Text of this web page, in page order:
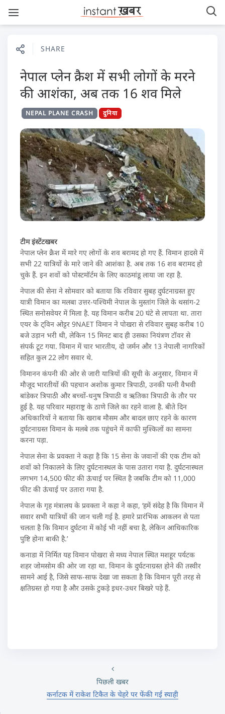
SHARE
नेपाल प्लेन क्रैश में सभी लोगों के मरने
की आशंका, अब तक 16 शव मिले
NEPAL PLANE CRASH दुनिया
टीम इंस्टेंटखबर
नेपाल प्लेन क्रैश में मारे गए लोगों के शव बरामद हो गए हैं. विमान हादसे में
सभी 22 यात्रियों के मारे जाने की आशंका है. अब तक 16 शव बरामद हो
चुके हैं. इन शवों को पोस्टमॉर्टम के लिए काठमांडू लाया जा रहा है.
नेपाल की सेना ने सोमवार को बताया कि रविवार सुबह दुर्घटनाग्रस्त हुए
यात्री विमान का मलबा उत्तर-पश्चिमी नेपाल के मुस्तांग जिले के थसांग-2
स्थित सनोसवेयर में मिला है. यह विमान करीब 20 घंटे से लापता था. तारा
एयर के ट्विन ओट्टर 9NAET विमान ने पोखरा से रविवार सुबह करीब 10
बजे उड़ान भरी थी, लेकिन 15 मिनट बाद ही उसका नियंत्रण टॉवर से
संपर्क टूट गया. विमान में चार भारतीय, दो जर्मन और 13 नेपाली नागरिकों
सहित कुल 22 लोग सवार थे.
विमानन कंपनी की ओर से जारी यात्रियों की सूची के अनुसार, विमान में
मौजूद भारतीयों की पहचान अशोक कुमार त्रिपाठी, उनकी पत्नी वैभवी
बांडेकर त्रिपाठी और बच्चों-धनुष त्रिपाठी व ऋतिका त्रिपाठी के तौर पर
हुई है. यह परिवार महाराष्ट्र के ठाणे जिले का रहने वाला है. बीते दिन
अधिकारियों ने बताया कि खराब मौसम और बादल छाए रहने के कारण
दुर्घटनाग्रस्त विमान के मलबे तक पहुंचने में काफी मुश्किलों का सामना
करना पड़ा.
नेपाल सेना के प्रवक्ता ने कहा है कि 15 सेना के जवानों की एक टीम को
शवों को निकालने के लिए दुर्घटनास्थल के पास उतारा गया है. दुर्घटनास्थल
लगभग 14,500 फीट की ऊंचाई पर स्थित है जबकि टीम को 11,000
फीट की ऊंचाई पर उतारा गया है.
नेपाल के गृह मंत्रालय के प्रवक्ता ने कहा ने कहा, ‘हमें संदेह है कि विमान में
सवार सभी यात्रियों की जान चली गई है. हमारे प्रारंभिक आकलन से पता
चलता है कि विमान दुर्घटना में कोई भी नहीं बचा है, लेकिन आधिकारिक
पुष्टि होना बाकी है.’
कनाडा में निर्मित यह विमान पोखरा से मध्य नेपाल स्थित मशहूर पर्यटक
शहर जोमसोम की ओर जा रहा था. विमान के दुर्घटनाग्रस्त होने की तस्वीर
सामने आई है, जिसे साफ-साफ देखा जा सकता है कि विमान पूरी तरह से
क्षतिग्रस्त हो गया है और उसके टुकड़े इधर-उधर बिखरे पड़े हैं.
पिछली खबर
कर्नाटक में राकेश टिकैत के चेहरे पर फेंकी गई स्याही